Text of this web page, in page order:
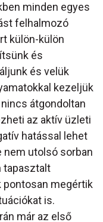
minden egyes
felhalmozó
külön-külön
és
és velük
kezeljük
átgondoltan
az aktív üzleti
hatással lehet
nem utolsó sorban
tapasztalt
pontosan megértik
is.
már az első